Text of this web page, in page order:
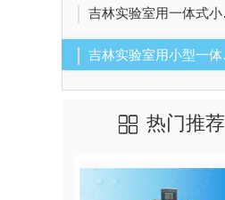
吉林实验室用一体式小型液氮机
吉林实验室用小型一体液氮机
热门推荐